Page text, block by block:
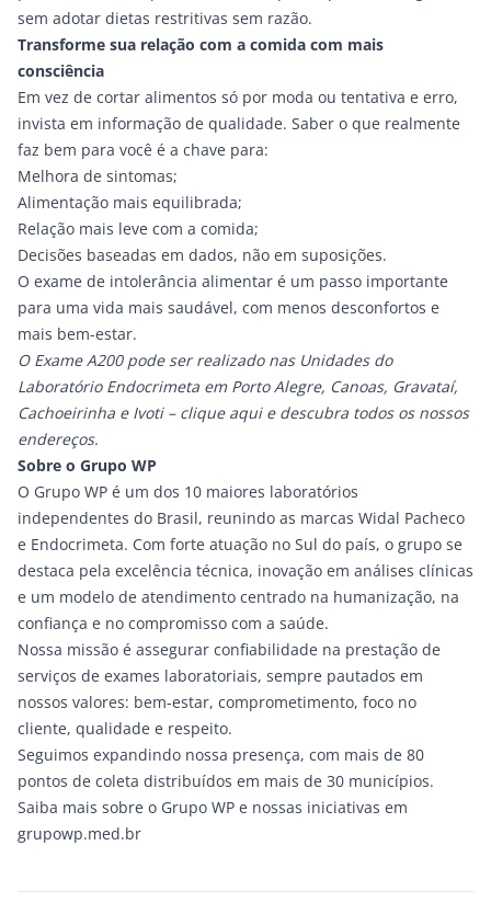
sem adotar dietas restritivas sem razão.
Transforme sua relação com a comida com mais
consciência
Em vez de cortar alimentos só por moda ou tentativa e erro,
invista em informação de qualidade. Saber o que realmente
faz bem para você é a chave para:
Melhora de sintomas;
Alimentação mais equilibrada;
Relação mais leve com a comida;
Decisões baseadas em dados, não em suposições.
O exame de intolerância alimentar é um passo importante
para uma vida mais saudável, com menos desconfortos e
mais bem-estar.
O Exame A200pode ser realizado nas Unidades do
Laboratório Endocrimeta em Porto Alegre, Canoas, Gravataí,
Cachoeirinha e Ivoti – clique aqui e descubra todos os nossos
endereços.
Sobre o Grupo WP
O Grupo WP é um dos 10 maiores laboratórios
independentes do Brasil, reunindo as marcas Widal Pacheco
e Endocrimeta. Com forte atuação no Sul do país, o grupo se
destaca pela excelência técnica, inovação em análises clínicas
e um modelo de atendimento centrado na humanização, na
confiança e no compromisso com a saúde.
Nossa missão é assegurar confiabilidade na prestação de
serviços de exames laboratoriais, sempre pautados em
nossos valores: bem-estar, comprometimento, foco no
cliente, qualidade e respeito.
Seguimos expandindo nossa presença, com mais de 80
pontos de coleta distribuídos em mais de 30 municípios.
Saiba mais sobre o Grupo WP e nossas iniciativas em
grupowp.med.br